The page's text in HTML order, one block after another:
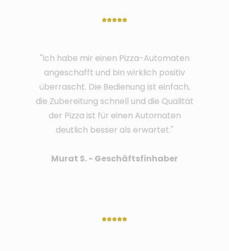
*****
"Ich habe mir einen Pizza-Automaten
angeschafft und bin wirklich positiv
überrascht. Die Bedienung ist einfach,
die Zubereitung schnell und die Qualität
der Pizza ist für einen Automaten
deutlich besser als erwartet."
Murat S. - Geschäftsfinhaber
*****